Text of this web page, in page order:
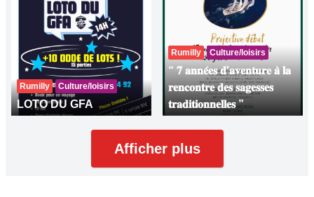
Rumilly Culture/loisirs
LOTO DU GFA
Rumilly Culture/loisirs
“ 𝟕 𝐚𝐧𝐧𝐞́𝐞𝐬 𝐝'𝐚𝐯𝐞𝐧𝐭𝐮𝐫𝐞 𝐚̀ 𝐥𝐚
𝐫𝐞𝐧𝐜𝐨𝐧𝐭𝐫𝐞 𝐝𝐞𝐬 𝐬𝐚𝐠𝐞𝐬𝐬𝐞𝐬
𝐭𝐫𝐚𝐝𝐢𝐭𝐢𝐨𝐧𝐧𝐞𝐥𝐥𝐞𝐬 ”
Afficher plus